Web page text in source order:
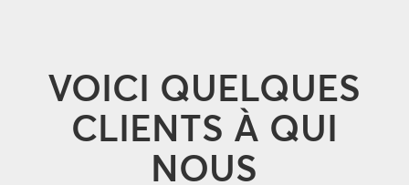
VOICI QUELQUES
CLIENTS À QUI
NOUS